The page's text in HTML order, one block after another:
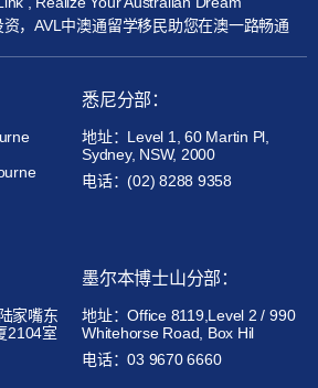
，AVL中澳通留学移民助您在澳一路畅通
悉尼分部：
地址：Level 1, 60 Martin Pl,
Sydney, NSW, 2000
电话：(02) 8288 9358
家嘴东
2104室
墨尔本博士山分部：
地址：Office 8119,Level 2 / 990
Whitehorse Road, Box Hil
电话：03 9670 6660